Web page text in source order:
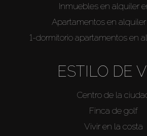
Inmuebles en alquiler
Apartamentos en
1-dormitorio apartamentos en
ESTILO DE
Centro de la
Finca de golf
Vivir en la costa